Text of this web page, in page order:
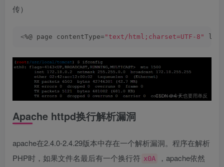
传）
<%@ page contentType= "text/html;charset=UTF-8"
Apache httpd换行解析漏洞
apache在2.4.0-2.4.29版本中存在一个解析漏洞。程序在解析
PHP时，如果文件名最后有一个换行符 x0A
，apache依然